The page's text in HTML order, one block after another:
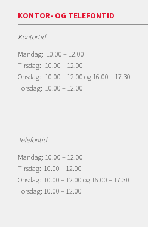
KONTOR- OG TELEFONTID
Kontortid
Mandag: 10.00 – 12.00
Tirsdag: 10.00 – 12.00
Onsdag: 10.00 – 12.00 og 16.00 – 17.30
Torsdag: 10.00 – 12.00
Telefontid
Mandag: 10.00 – 12.00
Tirsdag: 10.00 – 12.00
Onsdag: 10.00 – 12.00 og 16.00 – 17.30
Torsdag: 10.00 – 12.00